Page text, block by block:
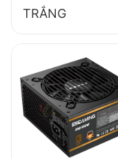
TRẮNG